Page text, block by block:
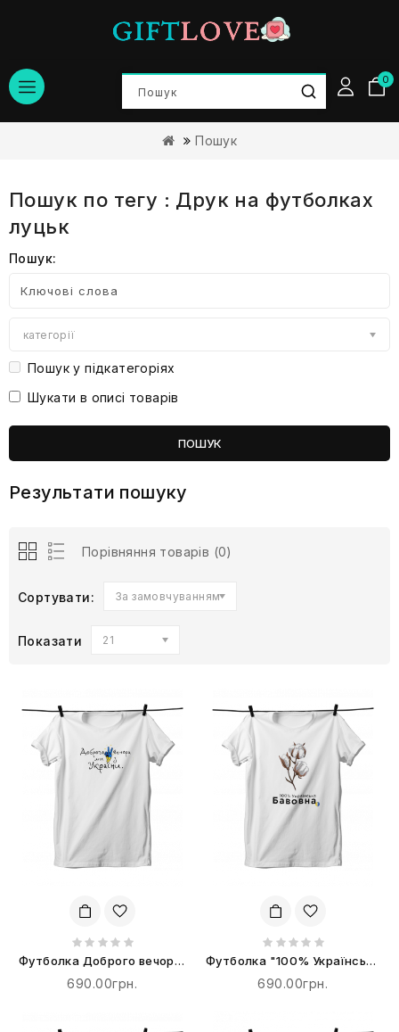
0
Пошук
Пошук по тегу : Друк на футболках
луцьк
Пошук:
категорії
Пошук у підкатегоріях
Шукати в описі товарів
Результати пошуку
Порівняння товарів (0)
Сортувати: За замовчуванням
Показати 21
Футболка Доброго вечора,
ми з України
690.00грн.
Футболка "100% Українська
Бавовна"
690.00грн.